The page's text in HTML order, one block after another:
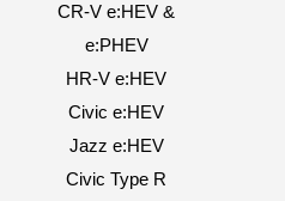
CR-V e:HEV &
e:PHEV
HR-V e:HEV
Civic e:HEV
Jazz e:HEV
Civic Type R